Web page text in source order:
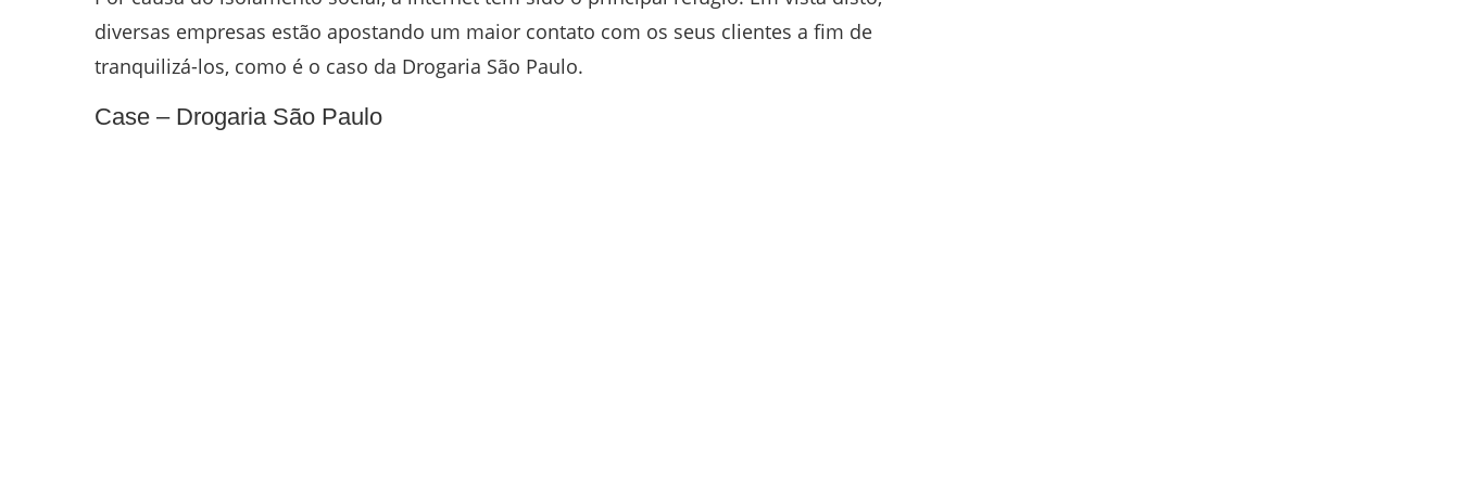
diversas empresas estão apostando um maior contato com os seus clientes a fim de
tranquilizá-los, como é o caso da Drogaria São Paulo.
Case – Drogaria São Paulo